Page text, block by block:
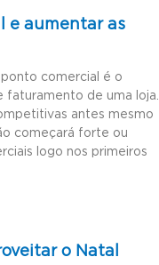
e aumentar as
comercial é o
faturamento de uma loja.
antes mesmo
começará forte ou
logo nos primeiros
o Natal